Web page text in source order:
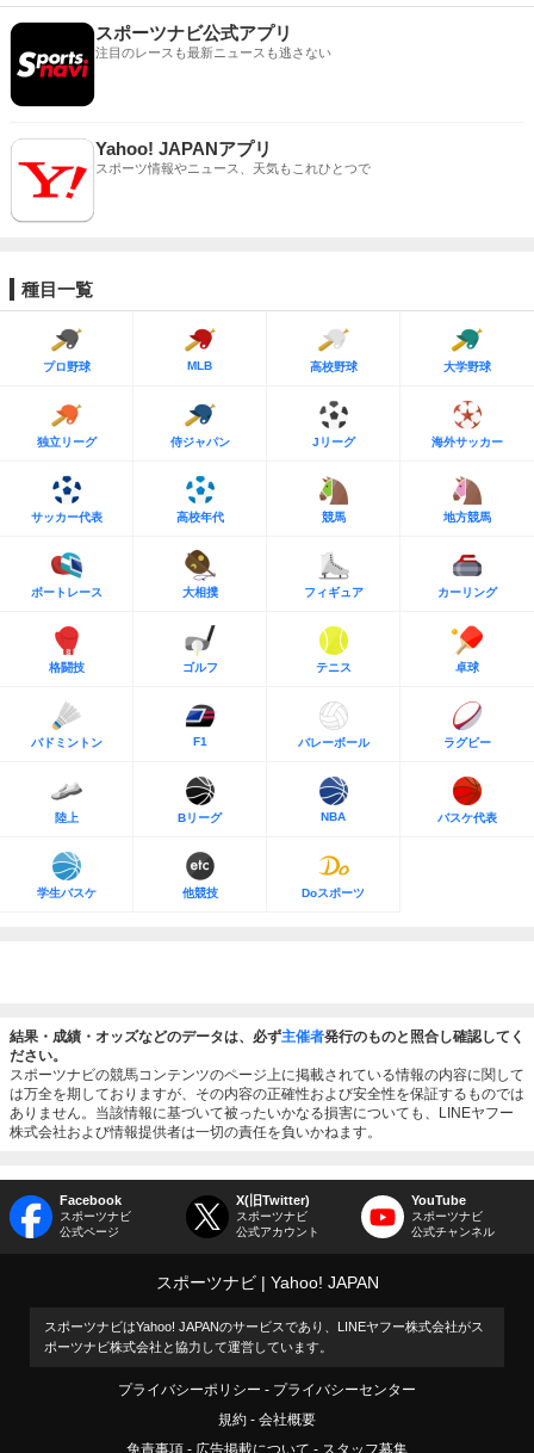
スポーツナビ公式アプリ
注目のレースも最新ニュースも逃さない
Yahoo! JAPANアプリ
スポーツ情報やニュース、天気もこれひとつで
種目一覧
プロ野球 MLB 高校野球 大学野球
独立リーグ 侍ジャパン Jリーグ 海外サッカー
サッカー代表 高校年代 競馬 地方競馬
ボートレース 大相撲 フィギュア カーリング
格闘技 ゴルフ テニス 卓球
バドミントン F1 バレーボール ラグビー
陸上 Bリーグ NBA バスケ代表
学生バスケ 他競技 Doスポーツ
結果・成績・オッズなどのデータは、必ず主催者発行のものと照合し確認してく
ださい。
スポーツナビの競馬コンテンツのページ上に掲載されている情報の内容に関して
は万全を期しておりますが、その内容の正確性および安全性を保証するものでは
ありません。当該情報に基づいて被ったいかなる損害についても、LINEヤフー
株式会社および情報提供者は一切の責任を負いかねます。
Facebook
スポーツナビ
公式ページ
X(旧Twitter)
スポーツナビ
公式アカウント
YouTube
スポーツナビ
公式チャンネル
スポーツナビ Yahoo! JAPAN
スポーツナビはYahoo! JAPANのサービスであり、LINEヤフー株式会社がス
ポーツナビ株式会社と協力して運営しています。
プライバシーポリシー
プライバシーセンター
規約
会社概要
免責事項
広告掲載について スタッフ募集